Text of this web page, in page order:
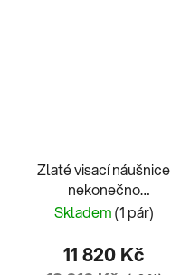
Zlaté visací náušnice
nekonečno
dvoubarevné
Skladem(1 pár)
11 820 Kč